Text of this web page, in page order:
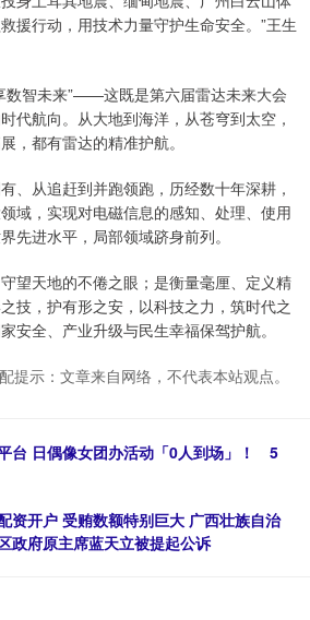
援行动，用技术力量守护生命安全。”王生
智未来”——这既是第六届雷达未来大会
代航向。从大地到海洋，从苍穹到太空，
，都有雷达的精准护航。
从追赶到并跑领跑，历经数十年深耕，
域，实现对电磁信息的感知、处理、使用
先进水平，局部领域跻身前列。
天地的不倦之眼；是衡量毫厘、定义精
技，护有形之安，以科技之力，筑时代之
安全、产业升级与民生幸福保驾护航。
提示：文章来自网络，不代表本站观点。
台 日偶像女团办活动「0人到场」！ 5
资开户 受贿数额特别巨大 广西壮族自治
政府原主席蓝天立被提起公诉